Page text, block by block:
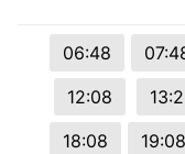
06:48
12:08
18:08
19:08